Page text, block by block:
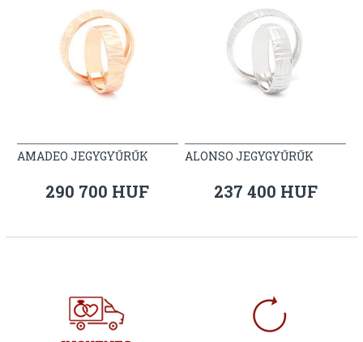
AMADEO JEGYGYŰRŰK
290 700 HUF
ALONSO JEGYGYŰRŰK
237 400 HUF